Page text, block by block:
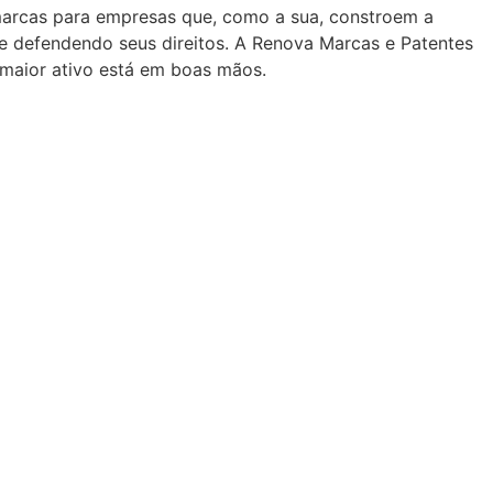
para empresas que, como a sua, constroem a
seus direitos. A Renova Marcas e Patentes
ativo está em boas mãos.